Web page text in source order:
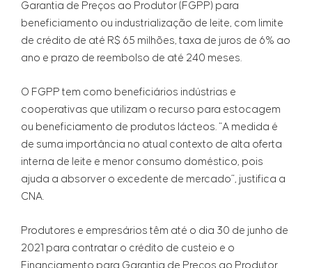
Garantia de Preços ao Produtor (FGPP) para
beneficiamento ou industrialização de leite, com limite
de crédito de até R$ 65 milhões, taxa de juros de 6% ao
ano e prazo de reembolso de até 240 meses.
O FGPP tem como beneficiários indústrias e
cooperativas que utilizam o recurso para estocagem
ou beneficiamento de produtos lácteos. “A medida é
de suma importância no atual contexto de alta oferta
interna de leite e menor consumo doméstico, pois
ajuda a absorver o excedente de mercado”, justifica a
CNA.
Produtores e empresários têm até o dia 30 de junho de
2021 para contratar o crédito de custeio e o
Financiamento para Garantia de Preços ao Produtor